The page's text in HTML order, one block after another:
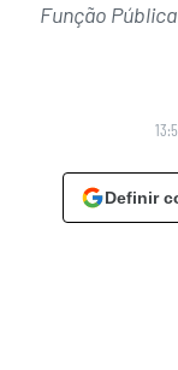
Função
Definir